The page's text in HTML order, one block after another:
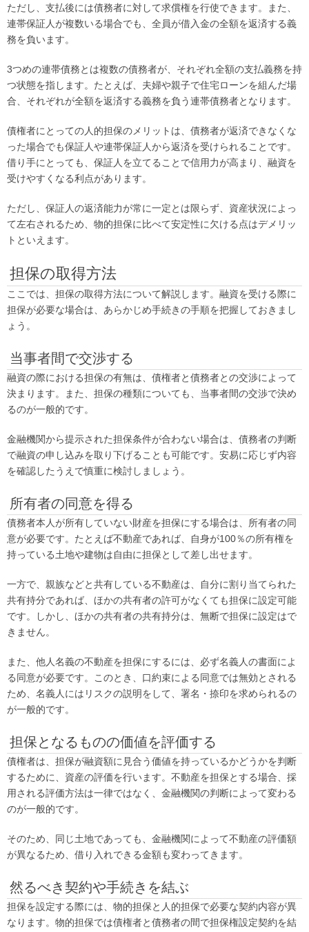
ただし、支払後には債務者に対して求償権を行使できます。また、
連帯保証人が複数いる場合でも、全員が借入金の全額を返済する義
務を負います。
3つめの連帯債務とは複数の債務者が、それぞれ全額の支払義務を持
つ状態を指します。たとえば、夫婦や親子で住宅ローンを組んだ場
合、それぞれが全額を返済する義務を負う連帯債務者となります。
債権者にとっての人的担保のメリットは、債務者が返済できなくな
った場合でも保証人や連帯保証人から返済を受けられることです。
借り手にとっても、保証人を立てることで信用力が高まり、融資を
受けやすくなる利点があります。
ただし、保証人の返済能力が常に一定とは限らず、資産状況によっ
て左右されるため、物的担保に比べて安定性に欠ける点はデメリッ
トといえます。
担保の取得方法
ここでは、担保の取得方法について解説します。融資を受ける際に
担保が必要な場合は、あらかじめ手続きの手順を把握しておきまし
ょう。
当事者間で交渉する
融資の際における担保の有無は、債権者と債務者との交渉によって
決まります。また、担保の種類についても、当事者間の交渉で決め
るのが一般的です。
金融機関から提示された担保条件が合わない場合は、債務者の判断
で融資の申し込みを取り下げることも可能です。安易に応じず内容
を確認したうえで慎重に検討しましょう。
所有者の同意を得る
債務者本人が所有していない財産を担保にする場合は、所有者の同
意が必要です。たとえば不動産であれば、自身が100％の所有権を
持っている土地や建物は自由に担保として差し出せます。
一方で、親族などと共有している不動産は、自分に割り当てられた
共有持分であれば、ほかの共有者の許可がなくても担保に設定可能
です。しかし、ほかの共有者の共有持分は、無断で担保に設定はで
きません。
また、他人名義の不動産を担保にするには、必ず名義人の書面によ
る同意が必要です。このとき、口約束による同意では無効とされる
ため、名義人にはリスクの説明をして、署名・捺印を求められるの
が一般的です。
担保となるものの価値を評価する
債権者は、担保が融資額に見合う価値を持っているかどうかを判断
するために、資産の評価を行います。不動産を担保とする場合、採
用される評価方法は一律ではなく、金融機関の判断によって変わる
のが一般的です。
そのため、同じ土地であっても、金融機関によって不動産の評価額
が異なるため、借り入れできる金額も変わってきます。
然るべき契約や手続きを結ぶ
担保を設定する際には、物的担保と人的担保で必要な契約内容が異
なります。物的担保では債権者と債務者の間で担保権設定契約を結